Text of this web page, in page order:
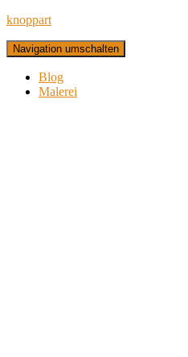
knoppart
Navigation umschalten
Blog
Malerei